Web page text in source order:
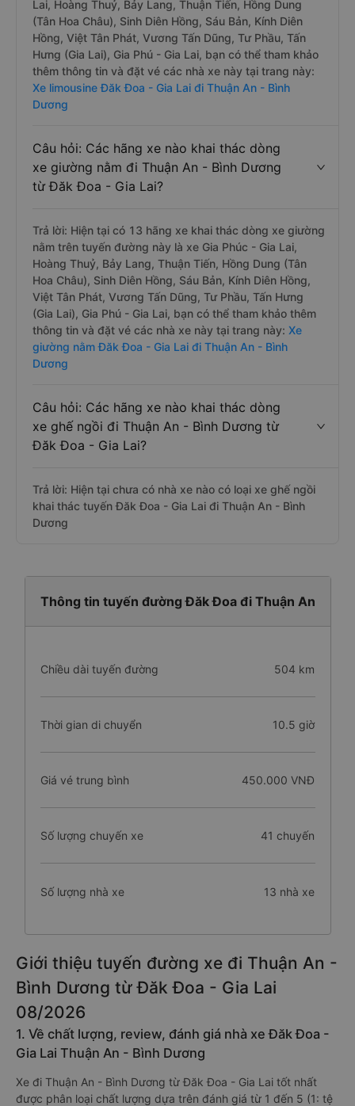
Lai, Hoàng Thuỷ, Bảy Lang, Thuận Tiến, Hồng Dung
(Tân Hoa Châu), Sinh Diên Hồng, Sáu Bản, Kính Diên
Hồng, Việt Tân Phát, Vương Tấn Dũng, Tư Phầu, Tấn
Hưng (Gia Lai), Gia Phú - Gia Lai, bạn có thể tham khảo
thêm thông tin và đặt vé các nhà xe này tại trang này:
Xe limousine Đăk Đoa - Gia Lai đi Thuận An - Bình
Dương
Câu hỏi: Các hãng xe nào khai thác dòng
xe giường nằm đi Thuận An - Bình Dương
từ Đăk Đoa - Gia Lai?
Trả lời: Hiện tại có 13 hãng xe khai thác dòng xe giường
nằm trên tuyến đường này là xe Gia Phúc - Gia Lai,
Hoàng Thuỷ, Bảy Lang, Thuận Tiến, Hồng Dung (Tân
Hoa Châu), Sinh Diên Hồng, Sáu Bản, Kính Diên Hồng,
Việt Tân Phát, Vương Tấn Dũng, Tư Phầu, Tấn Hưng
(Gia Lai), Gia Phú - Gia Lai, bạn có thể tham khảo thêm
thông tin và đặt vé các nhà xe này tại trang này: Xe
giường nằm Đăk Đoa - Gia Lai đi Thuận An - Bình
Dương
Câu hỏi: Các hãng xe nào khai thác dòng
xe ghế ngồi đi Thuận An - Bình Dương từ
Đăk Đoa - Gia Lai?
Trả lời: Hiện tại chưa có nhà xe nào có loại xe ghế ngồi
khai thác tuyến Đăk Đoa - Gia Lai đi Thuận An - Bình
Dương
Thông tin tuyến đường Đăk Đoa đi Thuận An
Chiều dài tuyến đường 504 km
Thời gian di chuyển 10.5 giờ
Giá vé trung bình 450.000 VNĐ
Số lượng chuyến xe 41 chuyến
Số lượng nhà xe 13 nhà xe
Giới thiệu tuyến đường xe đi Thuận An -
Bình Dương từ Đăk Đoa - Gia Lai
08/2026
1. Về chất lượng, review, đánh giá nhà xe Đăk Đoa -
Gia Lai Thuận An - Bình Dương
Xe đi Thuận An - Bình Dương từ Đăk Đoa - Gia Lai tốt nhất
được phân loại chất lượng dựa trên đánh giá từ 1 đến 5 (1: tệ